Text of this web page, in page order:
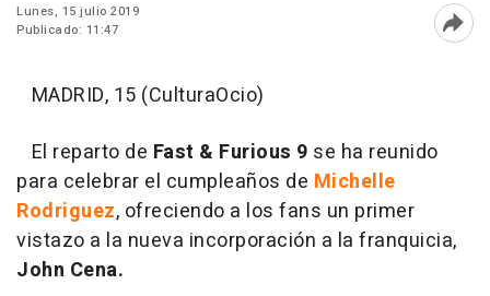
Lunes, 15 julio 2019
Publicado: 11:47
MADRID, 15 (CulturaOcio)
El reparto de Fast & Furious 9 se ha reunido
para celebrar el cumpleaños de Michelle
Rodriguez, ofreciendo a los fans un primer
vistazo a la nueva incorporación a la franquicia,
John Cena.